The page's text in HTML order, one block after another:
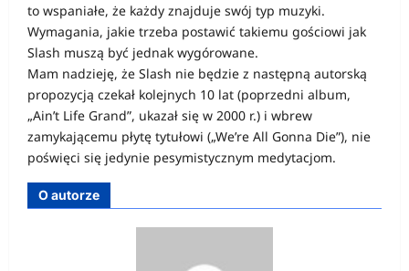
to wspaniałe, że każdy znajduje swój typ muzyki.
Wymagania, jakie trzeba postawić takiemu gościowi jak
Slash muszą być jednak wygórowane.
Mam nadzieję, że Slash nie będzie z następną autorską
propozycją czekał kolejnych 10 lat (poprzedni album,
„Ain’t Life Grand”, ukazał się w 2000 r.) i wbrew
zamykającemu płytę tytułowi („We’re All Gonna Die”), nie
poświęci się jedynie pesymistycznym medytacjom.
O autorze